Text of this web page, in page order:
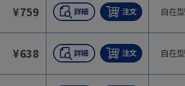
¥759
¥638
自在型
自在型